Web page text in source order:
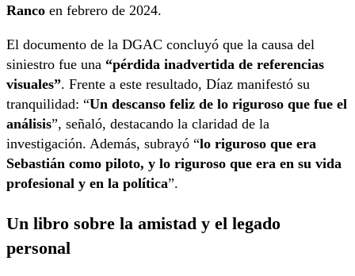
Ranco en febrero de 2024.
El documento de la DGAC concluyó que la causa del
siniestro fue una “pérdida inadvertida de referencias
visuales”. Frente a este resultado, Díaz manifestó su
tranquilidad: “Un descanso feliz de lo riguroso que fue el
análisis”, señaló, destacando la claridad de la
investigación. Además, subrayó “lo riguroso que era
Sebastián como piloto, y lo riguroso que era en su vida
profesional y en la política”.
Un libro sobre la amistad y el legado
personal